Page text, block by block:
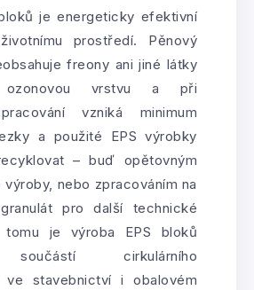
je energeticky efektivní
prostředí. Pěnový
freony ani jiné látky
ozonovou vrstvu a při
vzniká minimum
a použité EPS výrobky
– buď opětovným
nebo zpracováním na
pro další technické
tomu je výroba EPS bloků
cirkulárního
ve stavebnictví i obalovém